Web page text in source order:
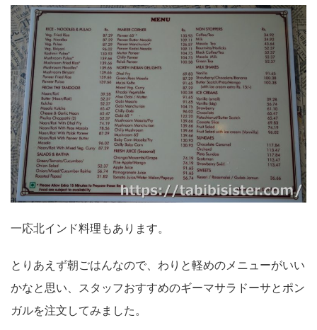
一応北インド料理もあります。
とりあえず朝ごはんなので、わりと軽めのメニューがいい
かなと思い、スタッフおすすめのギーマサラドーサとポン
ガルを注文してみました。